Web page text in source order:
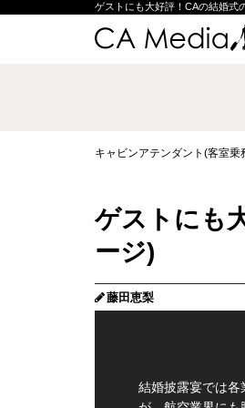
ゲストにも大好評！CAの結婚式
キャビンアテンダント(客室
ゲストにも
ージ)
藤田恵梨
結婚披露宴では各